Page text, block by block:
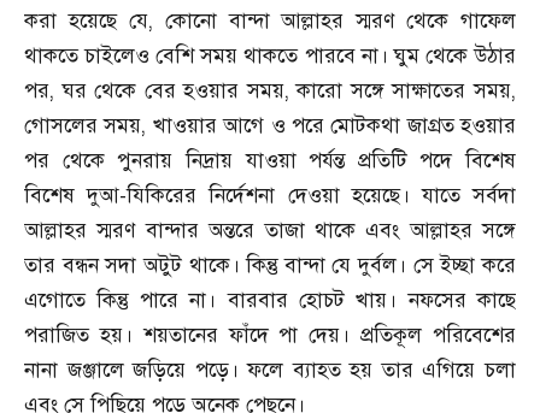
করা হয়েছে যে, কোনো বান্দা আল্লাহর স্মরণ থেকে গাফেল
থাকতে চাইলেও বেশি সময় থাকতে পারবে না। ঘুম থেকে উঠার
পর,ঘর থেকে বের হওয়ার সময়,কারো সঙ্গে সাক্ষাতের সময়,
গোসলের সময়, খাওয়ার আগে ও পরে মোটকথা জাগ্রত হওয়ার
পর থেকে পুনরায় নিদ্রায় যাওয়া পর্যন্ত প্রতিটি পদে বিশেষ
বিশেষ দুআ-যিকিরের নির্দেশনা দেওয়া হয়েছে। যাতে সর্বদা
আল্লাহর স্মরণ বান্দার অন্তরে তাজা থাকে এবং আল্লাহর সঙ্গে
তার বন্ধন সদা অটুট থাকে। কিন্তু বান্দা যে দুর্বল। সে ইচ্ছা করে
এগোতে কিন্তু পারে না। বারবার হোচট খায়। নফসের কাছে
পরাজিত হয়। শয়তানের ফাঁদে পা দেয়। প্রতিকূল পরিবেশের
নানা জঞ্জালে জড়িয়ে পড়ে। ফলে ব্যাহত হয় তার এগিয়ে চলা
এবং সে পিছিয়ে পড়ে অনেক পেছনে।